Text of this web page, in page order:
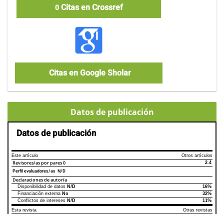
0Citas en Crossref
Citas en Google Sholar
Datos de publicación
Datos de publicación
Este artículo Otros artículos
Revisores/as por pares0 2.4
Perfil evaluadores/as N/D
Declaraciones de autoría
Declaraciones de autoríaEste artículo
Disponibilidad de datos N/D
16%
Financiación externa No
32%
Conflictos de intereses N/D
11%
Esta revista
Otras revistas